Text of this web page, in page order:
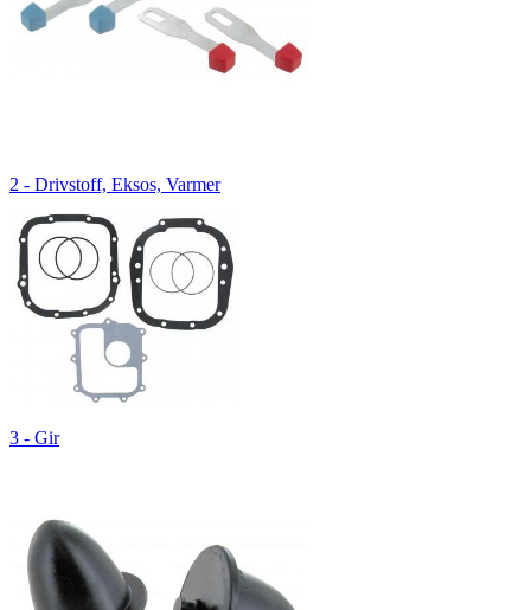
2 - Drivstoff, Eksos, Varmer
3 - Gir